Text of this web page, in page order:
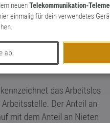
neuenTelekommunikation-
einmalig für dein verwendetes
ab.
das Arbeitslos
Der Anteil an
mit dem Anteil an Nieten